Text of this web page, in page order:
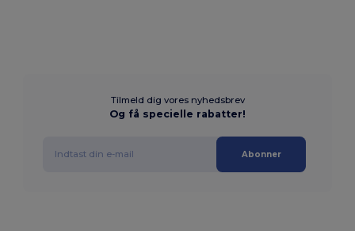
Tilmeld dig vores nyhedsbrev
Og få specielle rabatter!
Abonner